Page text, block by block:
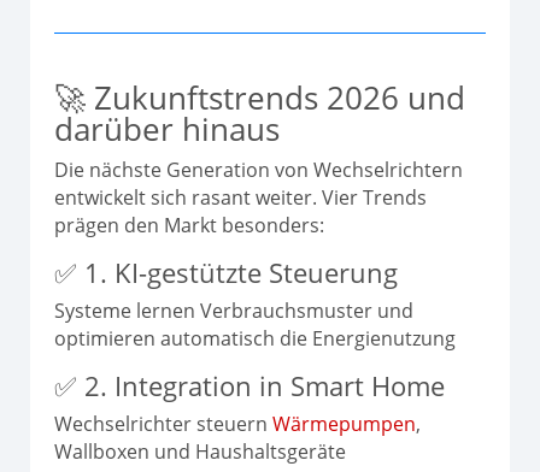
🚀 Zukunftstrends 2026 und
darüber hinaus
Die nächste Generation von Wechselrichtern
entwickelt sich rasant weiter. Vier Trends
prägen den Markt besonders:
✅ 1. KI-gestützte Steuerung
Systeme lernen Verbrauchsmuster und
optimieren automatisch die Energienutzung
✅ 2. Integration in Smart Home
Wechselrichter steuern Wärmepumpen,
Wallboxen und Haushaltsgeräte